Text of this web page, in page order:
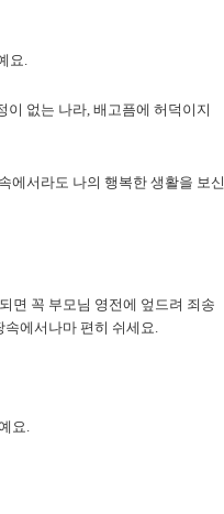
요.
이 없는 나라, 배고픔에 허덕이지
에서라도 나의 행복한 생활을 보신
면 꼭 부모님 영전에 엎드려 죄송
속에서나마 편히 쉬세요.
요.